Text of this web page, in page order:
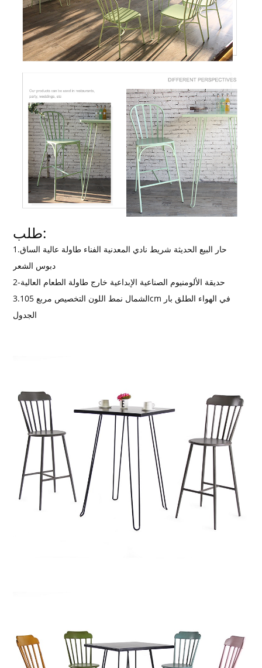
طلب:
1.حار البيع الحديثة شريط نادي المعدنية الفناء طاولة عالية الساق
دبوس الشعر
2-حديقة الألومنيوم الصناعية الإبداعية خارج طاولة الطعام العالية
3.الشمال نمط اللون التخصيص مربع 105cm في الهواء الطلق بار
الجدول